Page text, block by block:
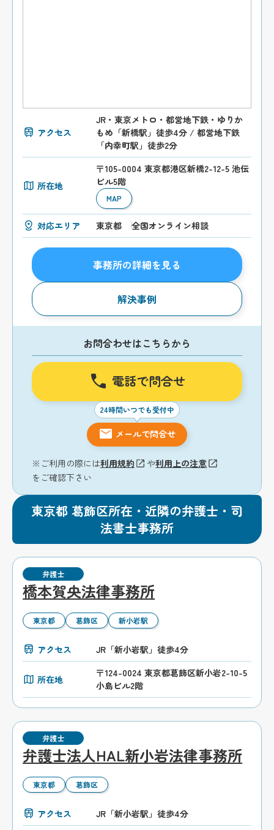
アクセス
JR・東京メトロ・都営地下鉄・ゆりか
もめ「新橋駅」徒歩4分 / 都営地下鉄
「内幸町駅」徒歩2分
所在地
〒105-0004 東京都港区新橋2-12-5 池伝
ビル5階
MAP
対応エリア 東京都 全国オンライン相談
事務所の詳細を見る
解決事例
お問合わせはこちらから
電話で問合せ
24時間いつでも受付中
メールで問合せ
※ご利用の際には利用規約 や利用上の注意
をご確認下さい
東京都 葛飾区所在・近隣の弁護士・司
法書士事務所
弁護士
橋本賀央法律事務所
東京都 葛飾区 新小岩駅
アクセス JR「新小岩駅」徒歩4分
所在地
〒124-0024 東京都葛飾区新小岩2-10-5
小島ビル2階
弁護士
弁護士法人HAL新小岩法律事務所
東京都 葛飾区
アクセス JR「新小岩駅」徒歩4分